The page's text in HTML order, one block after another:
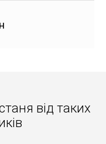
вiд таких